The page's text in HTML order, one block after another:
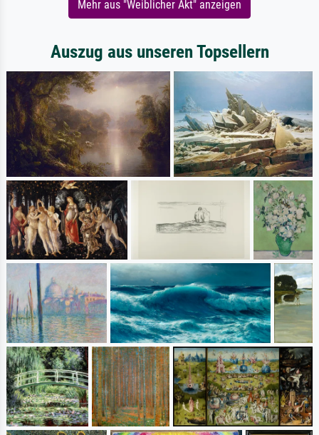
Mehr aus "Weiblicher Akt" anzeigen
Auszug aus unseren Topsellern